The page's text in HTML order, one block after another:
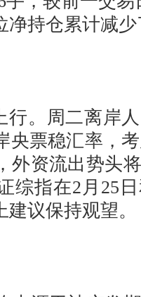
净持仓累计减少
。周二离岸人
央票稳汇率，
外资流出势头
综指在2月25
议保持观望。